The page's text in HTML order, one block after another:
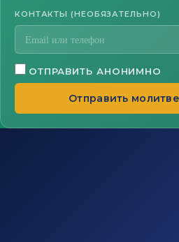
КОНТАКТЫ (НЕОБЯЗАТЕЛЬНО)
ОТПРАВИТЬ АНОНИМНО
Отправить